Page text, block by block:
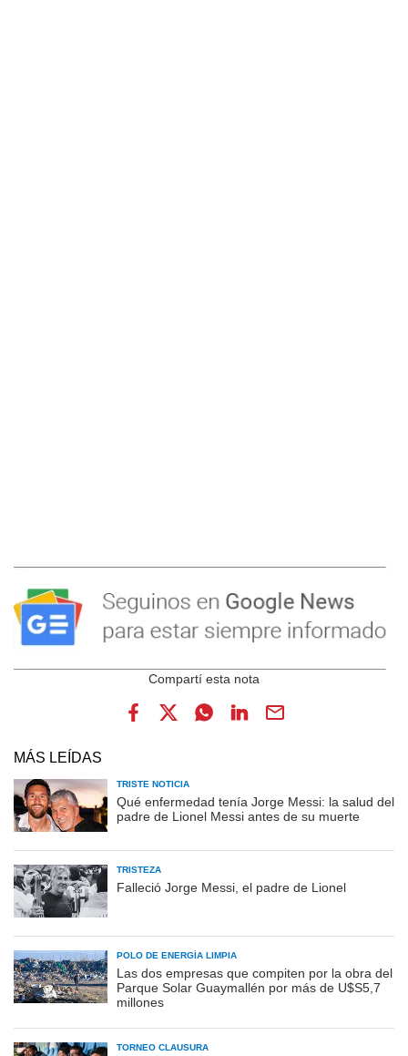
MÁS LEÍDAS
TRISTE NOTICIA
Qué enfermedad tenía Jorge Messi: la salud del
padre de Lionel Messi antes de su muerte
TRISTEZA
Falleció Jorge Messi, el padre de Lionel
POLO DE ENERGÍA LIMPIA
Las dos empresas que compiten por la obra del
Parque Solar Guaymallén por más de U$S5,7
millones
TORNEO CLAUSURA